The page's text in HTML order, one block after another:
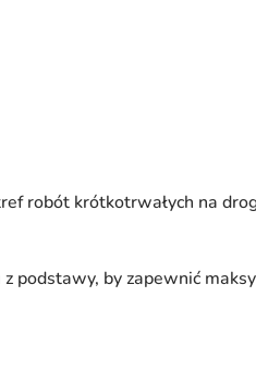
robót krótkotrwałych na
podstawy, by zapewnić